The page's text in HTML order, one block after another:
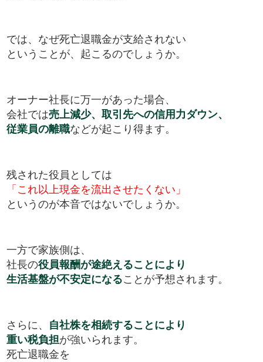
では、なぜ死亡退職金が支給されない
ということが、起こるのでしょうか。
オーナー社長に万一があった場合、
会社では売上減少、取引先への信用力ダウン、
従業員の離職などが起こり得ます。
残された役員としては
「これ以上現金を流出させたくない」
というのが本音ではないでしょうか。
一方で家族側は、
社長の役員報酬が途絶えることにより
生活基盤が不安定になることが予想されます。
さらに、 自社株を相続することにより
重い税負担が強いられます。
死亡退職金を